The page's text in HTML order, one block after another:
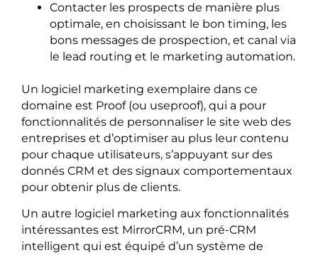
Contacter les prospects de manière plus
optimale, en choisissant le bon timing, les
bons messages de prospection, et canal via
le lead routing et le marketing automation.
Un logiciel marketing exemplaire dans ce
domaine est Proof (ou useproof), qui a pour
fonctionnalités de personnaliser le site web des
entreprises et d’optimiser au plus leur contenu
pour chaque utilisateurs, s’appuyant sur des
donnés CRM et des signaux comportementaux
pour obtenir plus de clients.
Un autre logiciel marketing aux fonctionnalités
intéressantes est MirrorCRM, un pré-CRM
intelligent qui est équipé d’un système de